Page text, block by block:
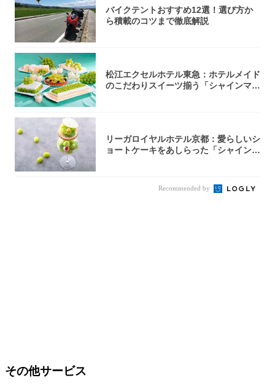
バイクテントおすすめ12選！選び方か
ら積載のコツまで徹底解説
松江エクセルホテル東急：ホテルメイド
のこだわりスイーツ揃う「シャインマス
リーガロイヤルホテル京都：愛らしいシ
ョートケーキをあしらった「シャインマ
Recommended by
その他サービス